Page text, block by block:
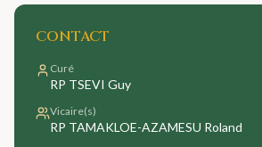
CONTACT
Curé
RP TSEVI Guy
Vicaire(s)
RP TAMAKLOE-AZAMESU Roland